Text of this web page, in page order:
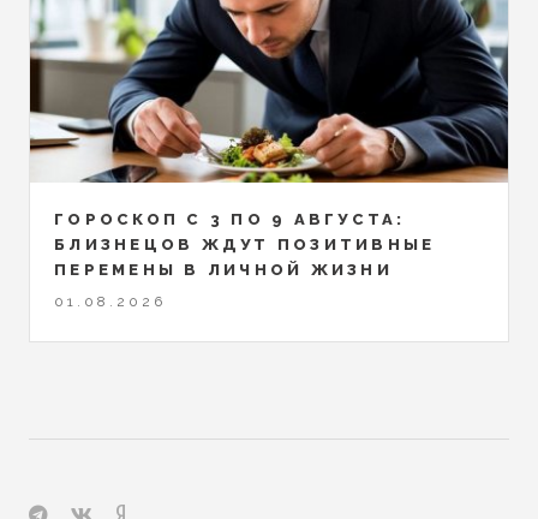
ГОРОСКОП С 3 ПО 9 АВГУСТА:
БЛИЗНЕЦОВ ЖДУТ ПОЗИТИВНЫЕ
ПЕРЕМЕНЫ В ЛИЧНОЙ ЖИЗНИ
01.08.2026